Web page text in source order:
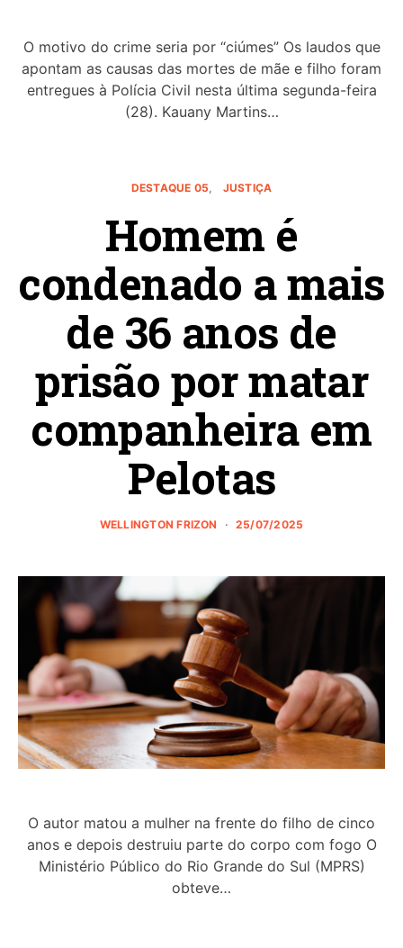
O motivo do crime seria por “ciúmes” Os laudos que
apontam as causas das mortes de mãe e filho foram
entregues à Polícia Civil nesta última segunda-feira
(28). Kauany Martins…
DESTAQUE 05 JUSTIÇA
Homem é
condenado a mais
de 36 anos de
prisão por matar
companheira em
Pelotas
WELLINGTON FRIZON 25/07/2025
O autor matou a mulher na frente do filho de cinco
anos e depois destruiu parte do corpo com fogo O
Ministério Público do Rio Grande do Sul (MPRS)
obteve…